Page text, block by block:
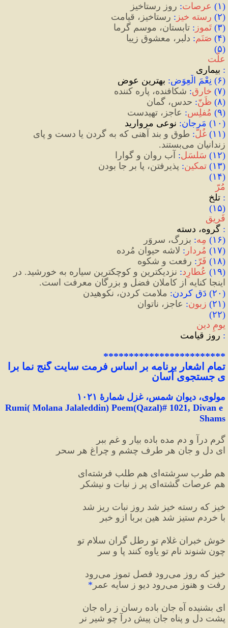
(۱) عرصات: روز رستاخیز
(۲) رسته خیز : رستاخیز، قیامت
(۳) تَموز : تابستان، موسم گرما
(۴) صَنَم: دلبر، معشوقِ زیبا
(۵)
علّت
: بیماری
(۶) نِعْمَ الْعِوَض:
بهترین عوض
(۷) خارِق: شكافنده، پاره کننده
(۸) ظَنّ: حدس، گمان
(۹) مُفلِس: عاجز، تهیدست
(۱۰) مَرجان:
نوعی مروارید
(۱۱) غُلّ:
زندانیان می‌بستند.
(۱۲) سَلسَل: آب روان و گوارا
(۱۳) تمکین: پذیرفتن، پا بر جا بودن
(۱۴)
مُرّ
: تلخ
(۱۵)
فَریق
: گروه، دسته
(۱۶) مِه: بزرگ، سروَر
(۱۷) مُردار : لاشه حیوان مُرده
(۱۸) فَرّ : رفعت و شکوه
(۱۹) عُطارِد:
اینجا کنایه از کاملانِ فضل و بزرگان معرفت است.
( ۲۰) دَق کردن: ملامت کردن، نکوهیدن
(۲۱) زبون: عاجز، ناتوان
(۲۲)
یومِ دین
: روز قیامت
************************
تمام اشعار برنامه بر اساس فرمت سایت گنج نما برا
ی جستجوی آسان
مولوی، دیوان شمس، غزل شمارهٔ ۱۰۲۱
Rumi( Molana Jalaleddin) Poem(Qazal)# 1021, Divan e
Shams
گرم درآ و دم مده باده بیار و غم ببر
ای دل و جان هر طرف چشم و چراغ هر سحر
هم طرب سرشته‌ای هم طلب فرشته‌ای
هم عرصات گشته‌ای پر ز نبات و نیشکر
خیز که رسته خیز شد روز نبات ریز شد
با خردم ستیز شد هین بربا ازو خبر
خوش خبران غلام تو رطل گران سلام تو
چون شنوند نام تو یاوه کنند پا و سر
خیز که روز می‌رود فصل تموز می‌رود
رفت و هنوز می‌رود دیو ز سایه عمر
*
ای بشنیده آه جان باده رسان ز راه جان
پشت دل و پناه جان پیش درآ چو شیر نر